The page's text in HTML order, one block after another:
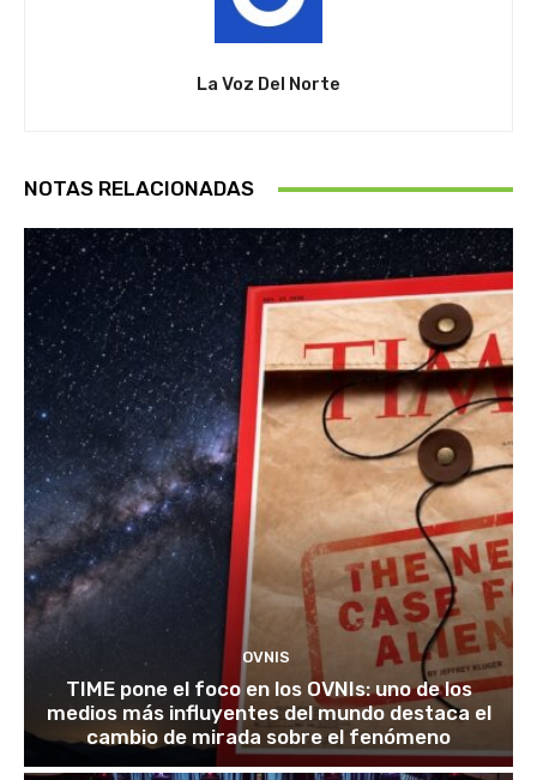
La Voz Del Norte
NOTAS RELACIONADAS
OVNIS
TIME pone el foco en los OVNIs: uno de los
medios más influyentes del mundo destaca el
cambio de mirada sobre el fenómeno